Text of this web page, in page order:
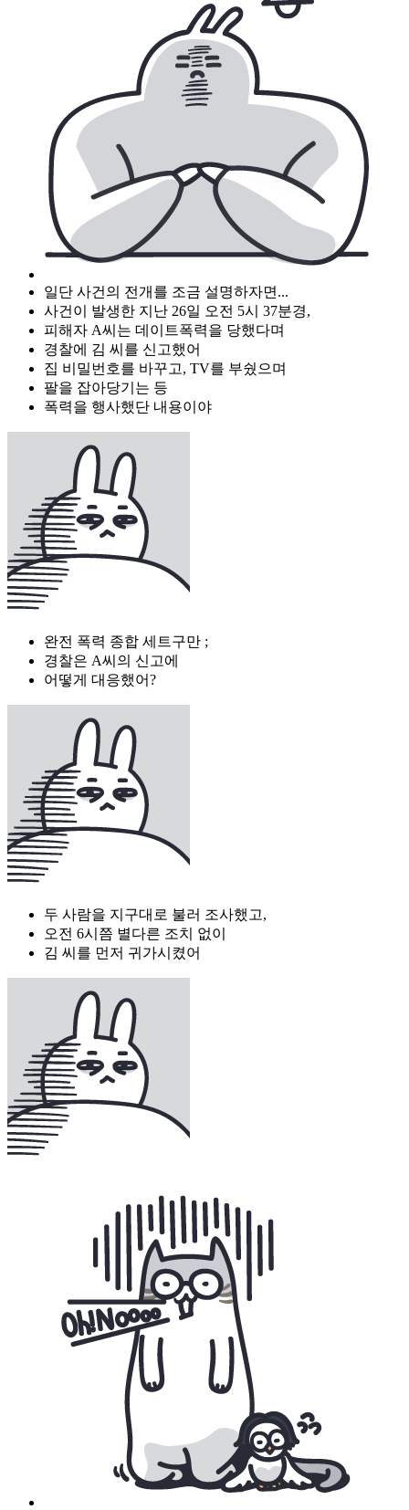
일단 사건의 전개를 조금 설명하자면...
사건이 발생한 지난 26일 오전 5시 37분경,
피해자 A씨는 데이트폭력을 당했다며
경찰에 김 씨를 신고했어
집 비밀번호를 바꾸고, TV를 부쉈으며
팔을 잡아당기는 등
폭력을 행사했단 내용이야
완전 폭력 종합 세트구만 ;
경찰은 A씨의 신고에
어떻게 대응했어?
두 사람을 지구대로 불러 조사했고,
오전 6시쯤 별다른 조치 없이
김 씨를 먼저 귀가시켰어